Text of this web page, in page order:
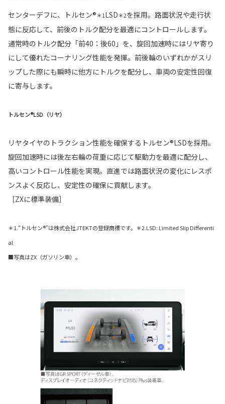
センターデフに、トルセン®＊1LSD＊2を採用。路面状況や走行状
態に反応して、前後のトルク配分を最適にコントロールします。
通常時のトルク配分「前40：後60」を、旋回加速時にはリヤ寄り
にして優れたコーナリング性能を発揮。前後輪のいずれかがスリ
ップした際にも瞬時に他方にトルクを配分し、車両の安定性回復
に寄与します。
トルセン®LSD（リヤ）
リヤタイヤのトラクション性能を確保するトルセン®LSDを採用。
旋回加速時には後左右輪の荷重に応じて駆動力を最適に配分し、
高いコントロール性能を実現。直進では路面状況の変化にレスポ
ンスよく反応し、安定性の確保に貢献します。
［ZXに標準装備］
＊1.“トルセン®”は株式会社JTEKTの登録商標です。＊2.LSD: Limited Slip Differenti
al
■写真はZX（ガソリン車）。